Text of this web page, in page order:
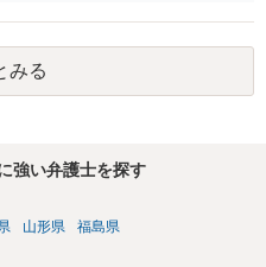
意ください。 一般民事となりま
法律相談会の利用や、（資力要
検討ください。
みる
強い弁護士を探す
山形県 福島県